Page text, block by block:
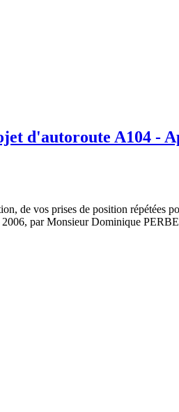
d'autoroute A104 -
de vos prises de position répétées
2006, par Monsieur Dominique